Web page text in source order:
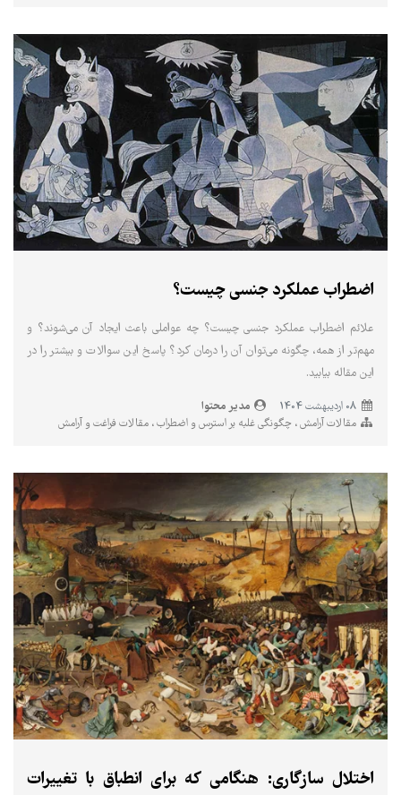
اضطراب عملکرد جنسی چیست؟
علائم اضطراب عملکرد جنسی چیست؟ چه عواملی باعث ایجاد آن می‌شوند؟ و
مهم‌تر از همه، چگونه می‌توان آن را درمان کرد؟ پاسخ این سوالات و بیشتر را در
این مقاله بیابید.
مدیر محتوا
مقالات آرامش چگونگی غلبه بر استرس و اضطراب مقالات فراغت و آرامش
اختلال سازگاری: هنگامی که برای انطباق با تغییرات